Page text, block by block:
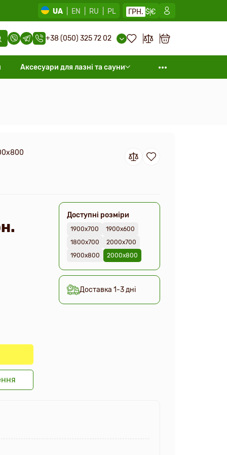
UA EN RU PL ГРН. $€
+38 (050) 325 72 02
Аксесуари для лазні та сауни
Доступні розміри
1900х700
1900х600
1800х700
2000х700
1900х800
2000х800
Доставка 1-3 дні